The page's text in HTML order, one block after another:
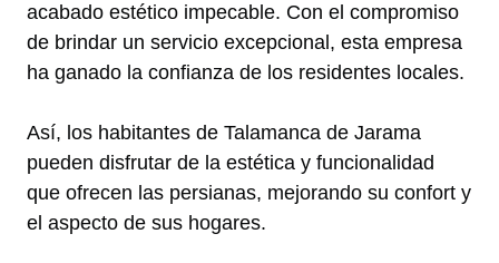
acabado estético impecable. Con el compromiso
de brindar un servicio excepcional, esta empresa
ha ganado la confianza de los residentes locales.
Así, los habitantes de Talamanca de Jarama
pueden disfrutar de la estética y funcionalidad
que ofrecen las persianas, mejorando su confort y
el aspecto de sus hogares.